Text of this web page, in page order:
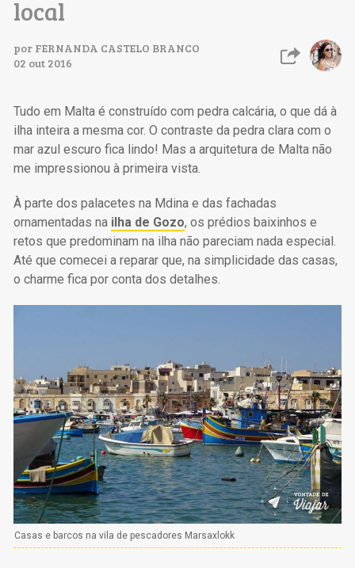
local
por FERNANDA CASTELO BRANCO
02 out 2016
Tudo em Malta é construído com pedra calcária, o que dá à
ilha inteira a mesma cor. O contraste da pedra clara com o
mar azul escuro fica lindo! Mas a arquitetura de Malta não
me impressionou à primeira vista.
À parte dos palacetes na Mdina e das fachadas
ornamentadas na ilha de Gozo, os prédios baixinhos e
retos que predominam na ilha não pareciam nada especial.
Até que comecei a reparar que, na simplicidade das casas,
o charme fica por conta dos detalhes.
Casas e barcos na vila de pescadores Marsaxlokk